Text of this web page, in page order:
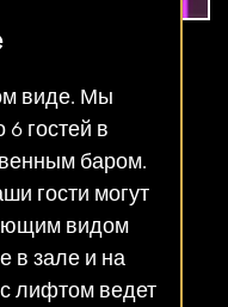
виде. Мы
гостей в
баром.
гости могут
видом
в зале и на
лифтом ведет